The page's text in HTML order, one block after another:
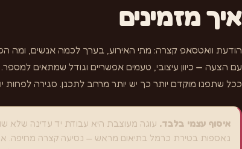
איך מזמינים
הודעת וואטסאפ קצרה: מתי האירוע, בערך לכמה אנשים, ומה
עם הצעה — כיוון עיצובי, טעמים אפשריים וגודל שמתאים
ככל שתפנו מוקדם יותר כך יש יותר מרחב לתכנן. סגירה לפחות
איסוף עצמי בלבד. עוגה מעוצבת היא עבודת יד עדינה שלא
נאספות בטירת כרמל בתיאום מראש — נסיעה קצרה מחיפה.